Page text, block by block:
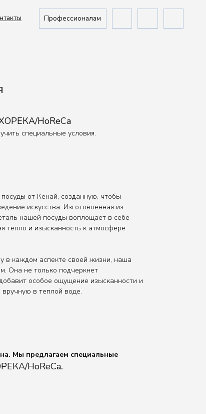
HoReCa
специальные условия.
от Кенай, созданную, чтобы
искусства. Изготовленная из
нашей посуды воплощает в себе
тепло и изысканность к атмосфере
в каждом аспекте своей жизни, наша
Она не только подчеркнет
особое ощущение изысканности и
в теплой воде.
Мы предлагаем специальные
HoReCa.